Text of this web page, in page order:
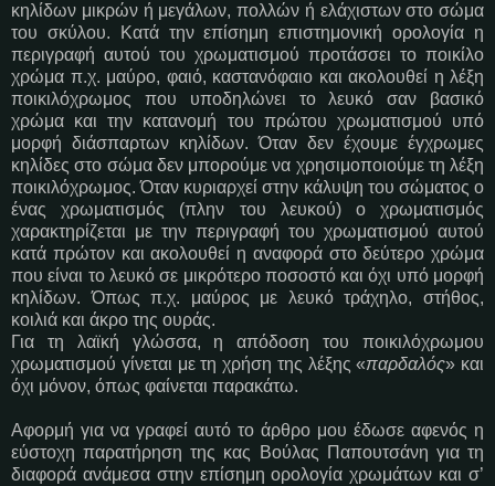
κηλίδων μικρών ή μεγάλων, πολλών ή ελάχιστων στο σώμα
του σκύλου. Κατά την επίσημη επιστημονική ορολογία η
περιγραφή αυτού του χρωματισμού προτάσσει το ποικίλο
χρώμα π.χ. μαύρο, φαιό, καστανόφαιο και ακολουθεί η λέξη
ποικιλόχρωμος που υποδηλώνει το λευκό σαν βασικό
χρώμα και την κατανομή του πρώτου χρωματισμού υπό
μορφή διάσπαρτων κηλίδων. Όταν δεν έχουμε έγχρωμες
κηλίδες στο σώμα δεν μπορούμε να χρησιμοποιούμε τη λέξη
ποικιλόχρωμος. Όταν κυριαρχεί στην κάλυψη του σώματος ο
ένας χρωματισμός (πλην του λευκού) ο χρωματισμός
χαρακτηρίζεται με την περιγραφή του χρωματισμού αυτού
κατά πρώτον και ακολουθεί η αναφορά στο δεύτερο χρώμα
που είναι το λευκό σε μικρότερο ποσοστό και όχι υπό μορφή
κηλίδων. Όπως π.χ. μαύρος με λευκό τράχηλο, στήθος,
κοιλιά και άκρο της ουράς.
Για τη λαϊκή γλώσσα, η απόδοση του ποικιλόχρωμου
χρωματισμού γίνεται με τη χρήση της λέξης «παρδαλός» και
όχι μόνον, όπως φαίνεται παρακάτω.
Αφορμή για να γραφεί αυτό το άρθρο μου έδωσε αφενός η
εύστοχη παρατήρηση της κας Βούλας Παπουτσάνη για τη
διαφορά ανάμεσα στην επίσημη ορολογία χρωμάτων και σ’